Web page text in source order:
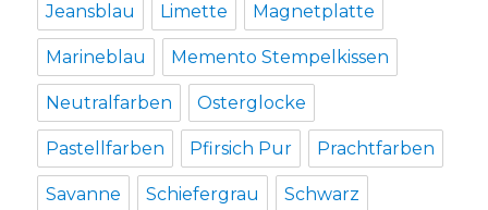
Jeansblau Limette Magnetplatte
Marineblau Memento Stempelkissen
Neutralfarben Osterglocke
Pastellfarben Pfirsich Pur Prachtfarben
Savanne Schiefergrau Schwarz